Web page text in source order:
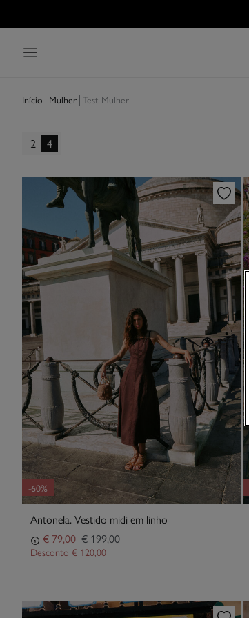
Início Mulher Test Mulher
2 4
-60%
Antonela. Vestido midi em linho
€ 79,00 € 199,00
Desconto € 120,00